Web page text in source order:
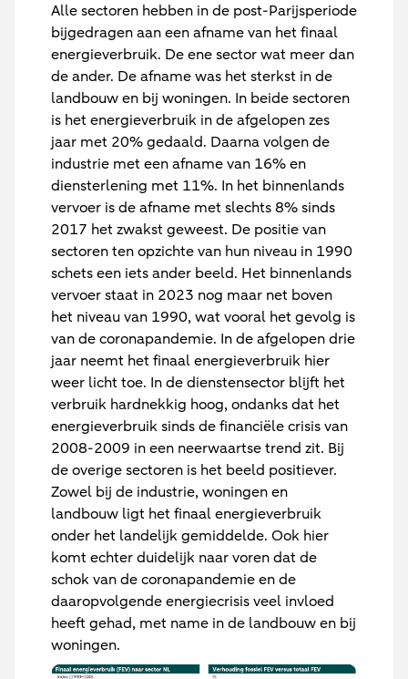
Alle sectoren hebben in de post-Parijsperiode
bijgedragen aan een afname van het finaal
energieverbruik. De ene sector wat meer dan
de ander. De afname was het sterkst in de
landbouw en bij woningen. In beide sectoren
is het energieverbruik in de afgelopen zes
jaar met 20% gedaald. Daarna volgen de
industrie met een afname van 16% en
diensterlening met 11%. In het binnenlands
vervoer is de afname met slechts 8% sinds
2017 het zwakst geweest. De positie van
sectoren ten opzichte van hun niveau in 1990
schets een iets ander beeld. Het binnenlands
vervoer staat in 2023 nog maar net boven
het niveau van 1990, wat vooral het gevolg is
van de coronapandemie. In de afgelopen drie
jaar neemt het finaal energieverbruik hier
weer licht toe. In de dienstensector blijft het
verbruik hardnekkig hoog, ondanks dat het
energieverbruik sinds de financiële crisis van
2008-2009 in een neerwaartse trend zit. Bij
de overige sectoren is het beeld positiever.
Zowel bij de industrie, woningen en
landbouw ligt het finaal energieverbruik
onder het landelijk gemiddelde. Ook hier
komt echter duidelijk naar voren dat de
schok van de coronapandemie en de
daaropvolgende energiecrisis veel invloed
heeft gehad, met name in de landbouw en bij
woningen.